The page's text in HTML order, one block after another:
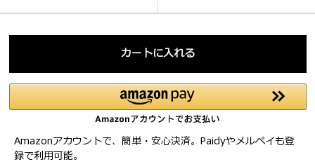
カートに入れる
Amazonアカウントで、簡単・安心決済。Paidyやメルペイも登
録で利用可能。